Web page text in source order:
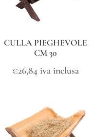
CULLA PIEGHEVOLE
CM 30
€26,84 iva inclusa